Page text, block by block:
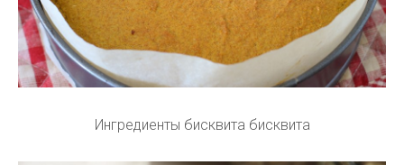
Ингредиенты бисквита бисквита